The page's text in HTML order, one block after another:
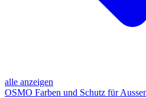
alle anzeigen
OSMO Farben und Schutz für